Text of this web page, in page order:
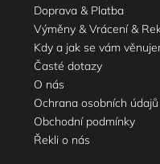
Doprava & Platba
Výměny & Vrácení &
Kdy a jak se vám
Časté dotazy
O nás
Ochrana osobních údajů
Obchodní podmínky
Řekli o nás